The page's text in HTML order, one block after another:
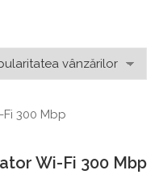
Wi-Fi 300 Mbp